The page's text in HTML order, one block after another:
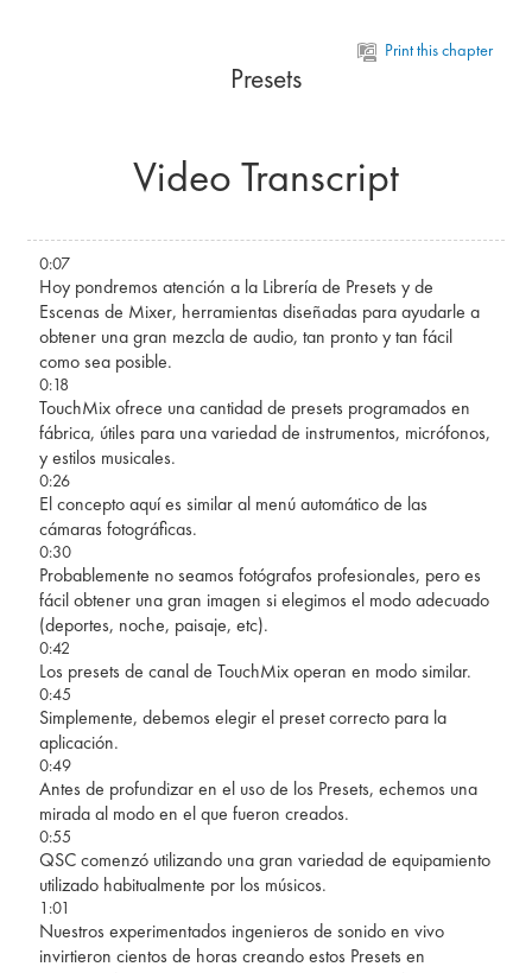
Print this chapter
Presets
Video Transcript
0:07
Hoy pondremos atención a la Librería de Presets y de
Escenas de Mixer, herramientas diseñadas para ayudarle a
obtener una gran mezcla de audio, tan pronto y tan fácil
como sea posible.
0:18
TouchMix ofrece una cantidad de presets programados en
fábrica, útiles para una variedad de instrumentos, micrófonos,
y estilos musicales.
0:26
El concepto aquí es similar al menú automático de las
cámaras fotográficas.
0:30
Probablemente no seamos fotógrafos profesionales, pero es
fácil obtener una gran imagen si elegimos el modo adecuado
(deportes, noche, paisaje, etc).
0:42
Los presets de canal de TouchMix operan en modo similar.
0:45
Simplemente, debemos elegir el preset correcto para la
aplicación.
0:49
Antes de profundizar en el uso de los Presets, echemos una
mirada al modo en el que fueron creados.
0:55
QSC comenzó utilizando una gran variedad de equipamiento
utilizado habitualmente por los músicos.
1:01
Nuestros experimentados ingenieros de sonido en vivo
invirtieron cientos de horas creando estos Presets en